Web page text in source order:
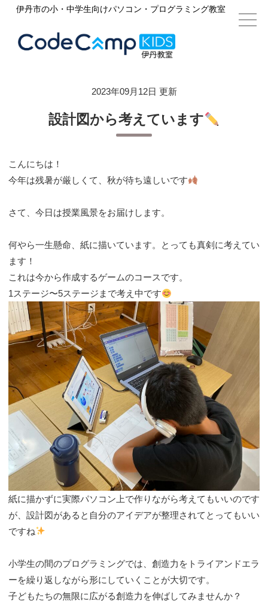
伊丹市の小・中学生向けパソコン・プログラミング教室
2023年09月12日 更新
設計図から考えています
こんにちは！
今年は残暑が厳しくて、秋が待ち遠しいです
さて、今日は授業風景をお届けします。
何やら一生懸命、紙に描いています。とっても真剣に考えてい
ます！
これは今から作成するゲームのコースです。
1ステージ〜5ステージまで考え中です
紙に描かずに実際パソコン上で作りながら考えてもいいのです
が、設計図があると自分のアイデアが整理されてとってもいい
ですね
小学生の間のプログラミングでは、創造力をトライアンドエラ
ーを繰り返しながら形にしていくことが大切です。
子どもたちの無限に広がる創造力を伸ばしてみませんか？